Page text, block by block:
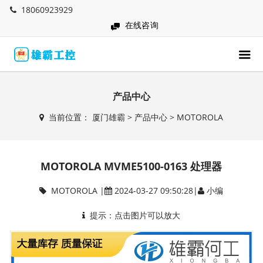
18060923929
在线咨询
产品中心
当前位置： 厦门雄霸 > 产品中心 > MOTOROLA
MOTOROLA MVME5100-0163 处理器
MOTOROLA | 2024-03-27 09:50:28| 小编
提示：点击图片可以放大